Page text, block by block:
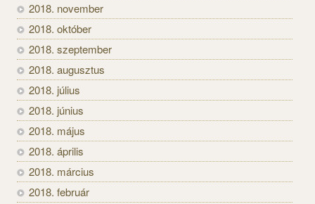
2018. november
2018. október
2018. szeptember
2018. augusztus
2018. július
2018. június
2018. május
2018. április
2018. március
2018. február